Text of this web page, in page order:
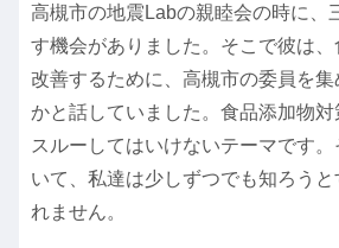
高槻市の地震Labの親睦会の時に、
す機会がありました。そこで彼は
改善するために、高槻市の委員を
かと話していました。食品添加物
スルーしてはいけないテーマです
いて、私達は少しずつでも知ろう
れません。